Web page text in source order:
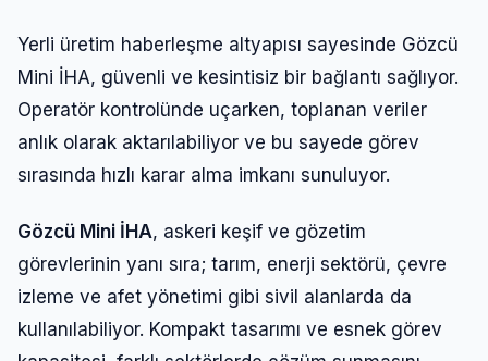
Yerli üretim haberleşme altyapısı sayesinde Gözcü
Mini İHA, güvenli ve kesintisiz bir bağlantı sağlıyor.
Operatör kontrolünde uçarken, toplanan veriler
anlık olarak aktarılabiliyor ve bu sayede görev
sırasında hızlı karar alma imkanı sunuluyor.
Gözcü Mini İHA, askeri keşif ve gözetim
görevlerinin yanı sıra; tarım, enerji sektörü, çevre
izleme ve afet yönetimi gibi sivil alanlarda da
kullanılabiliyor. Kompakt tasarımı ve esnek görev